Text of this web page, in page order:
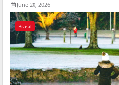
June 20, 2026
Brasil